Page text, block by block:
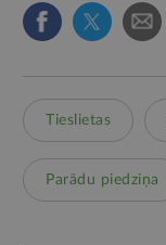
Tieslietas
Parādu piedziņa